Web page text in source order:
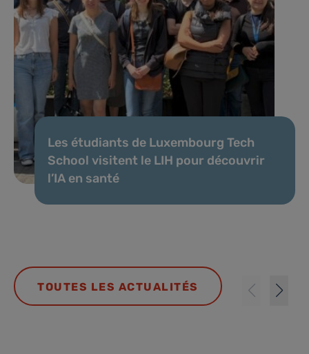
Les étudiants de Luxembourg Tech
School visitent le LIH pour découvrir
l’IA en santé
TOUTES LES ACTUALITÉS